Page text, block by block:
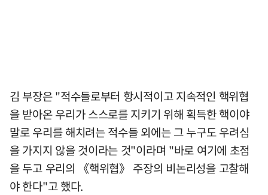
김 부장은 "적수들로부터 항시적이고 지속적인 핵위협
을 받아온 우리가 스스로를 지키기 위해 획득한 핵이야
말로 우리를 해치려는 적수들 외에는 그 누구도 우려심
을 가지지 않을 것이라는 것"이라며 "바로 여기에 초점
을 두고 우리의 《핵위협》 주장의 비논리성을 고찰해
야 한다"고 했다.